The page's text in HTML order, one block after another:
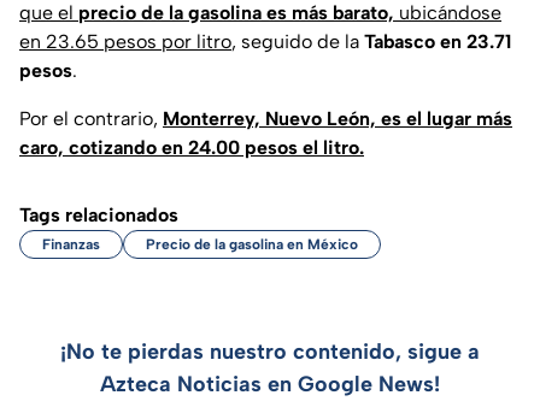
que el precio de la gasolina es más barato, ubicándose
en 23.65 pesos por litro, seguido de la Tabasco en 23.71
pesos.
Por el contrario, Monterrey, Nuevo León, es el lugar más
caro, cotizando en 24.00 pesos el litro.
Tags relacionados
Finanzas Precio de la gasolina en México
¡No te pierdas nuestro contenido, sigue a
Azteca Noticias en Google News!